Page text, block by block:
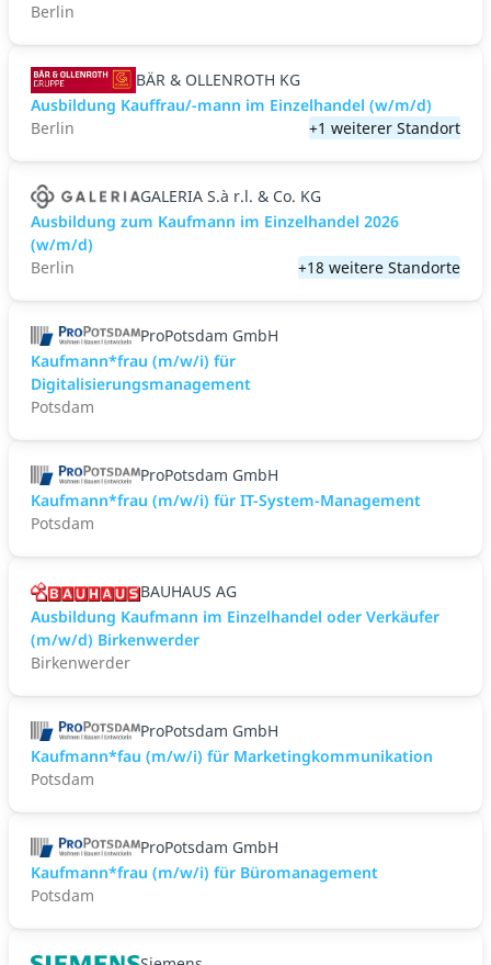
Berlin
BÄR & OLLENROTH KG
Ausbildung Kauffrau/-mann im Einzelhandel (w/m/d)
Berlin
+1 weiterer Standort
GALERIA S.à r.l. & Co. KG
Ausbildung zum Kaufmann im Einzelhandel 2026
(w/m/d)
Berlin
+18 weitere Standorte
ProPotsdam GmbH
Kaufmann*frau (m/w/i) für
Digitalisierungsmanagement
Potsdam
ProPotsdam GmbH
Kaufmann*frau (m/w/i) für IT-System-Management
Potsdam
BAUHAUS AG
Ausbildung Kaufmann im Einzelhandel oder Verkäufer
(m/w/d) Birkenwerder
Birkenwerder
ProPotsdam GmbH
Kaufmann*fau (m/w/i) für Marketingkommunikation
Potsdam
ProPotsdam GmbH
Kaufmann*frau (m/w/i) für Büromanagement
Potsdam